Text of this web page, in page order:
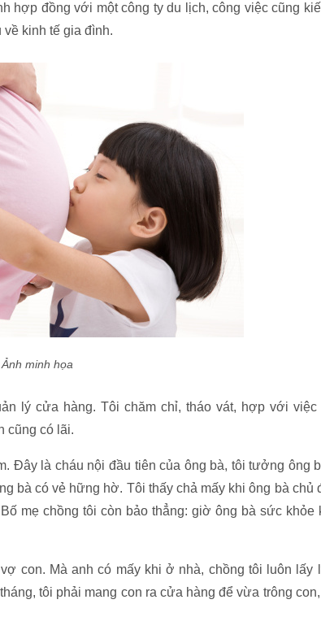
hợp đồng với một công ty du lịch, công việc cũng
kinh tế gia đình.
Ảnh minh họa
lý cửa hàng. Tôi chăm chỉ, tháo vát, hợp với việc
cũng có lãi.
Đây là cháu nội đầu tiên của ông bà, tôi tưởng ông
bà có vẻ hững hờ. Tôi thấy chả mấy khi ông bà chủ
mẹ chồng tôi còn bảo thẳng: giờ ông bà sức khỏe
con. Mà anh có mấy khi ở nhà, chồng tôi luôn lấy
tôi phải mang con ra cửa hàng để vừa trông